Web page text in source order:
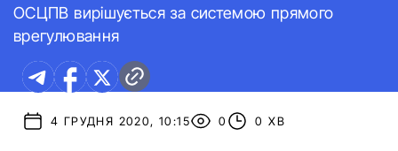
ОСЦПВ вирішується за системою прямого
врегулювання
4 ГРУДНЯ 2020, 10:15 0 0 ХВ